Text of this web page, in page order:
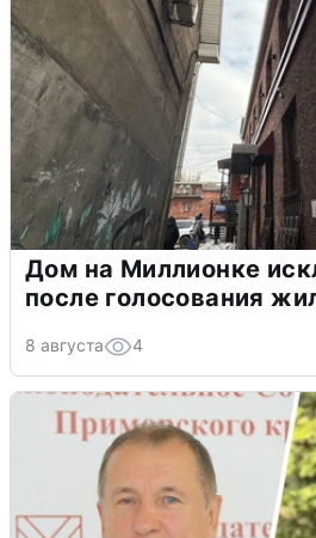
Дом на Миллионке
после голосования
8 августа 4